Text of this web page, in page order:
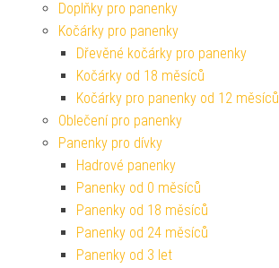
Doplňky pro panenky
Kočárky pro panenky
Dřevěné kočárky pro panenky
Kočárky od 18 měsíců
Kočárky pro panenky od 12 měsíců
Oblečení pro panenky
Panenky pro dívky
Hadrové panenky
Panenky od 0 měsíců
Panenky od 18 měsíců
Panenky od 24 měsíců
Panenky od 3 let